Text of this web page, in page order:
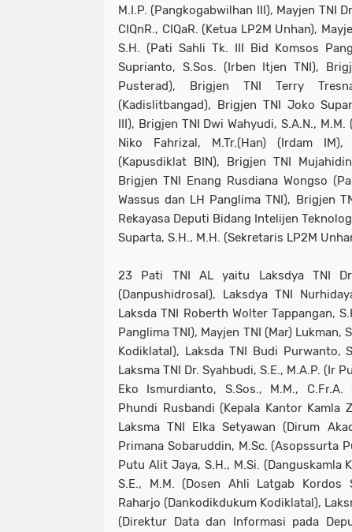
M.I.P. (Pangkogabwilhan III), Mayjen TNI
CIQnR., CIQaR. (Ketua LP2M Unhan),
S.H. (Pati Sahli Tk. III Bid Komsos
Suprianto, S.Sos. (Irben Itjen TNI),
Pusterad), Brigjen TNI Terry
(Kadislitbangad), Brigjen TNI Joko
III), Brigjen TNI Dwi Wahyudi, S.A.N.,
Niko Fahrizal, M.Tr.(Han) (Irdam
(Kapusdiklat BIN), Brigjen TNI
Brigjen TNI Enang Rusdiana Wongso
Wassus dan LH Panglima TNI), Brigjen
Rekayasa Deputi Bidang Intelijen
Suparta, S.H., M.H. (Sekretaris LP2M
23 Pati TNI AL yaitu Laksdya TNI
(Danpushidrosal), Laksdya TNI
Laksda TNI Roberth Wolter Tappangan,
Panglima TNI), Mayjen TNI (Mar) Lukman,
Kodiklatal), Laksda TNI Budi Purwanto,
Laksma TNI Dr. Syahbudi, S.E., M.A.P. (Ir
Eko Ismurdianto, S.Sos., M.M.,
Phundi Rusbandi (Kepala Kantor Kamla
Laksma TNI Elka Setyawan (Dirum
Primana Sobaruddin, M.Sc. (Asopssurta
Putu Alit Jaya, S.H., M.Si. (Danguskamla
S.E., M.M. (Dosen Ahli Latgab Kordos
Raharjo (Dankodikdukum Kodiklatal),
(Direktur Data dan Informasi pada